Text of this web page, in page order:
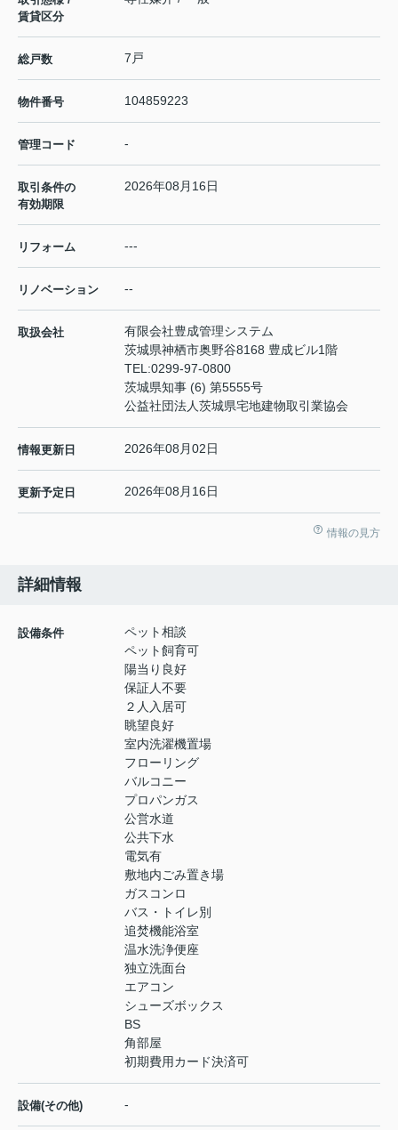
賃貸区分
総戸数 7戸
物件番号 104859223
管理コード -
取引条件の
有効期限
2026年08月16日
リフォーム ---
リノベーション --
取扱会社
有限会社豊成管理システム
茨城県神栖市奥野谷8168 豊成ビル1階
TEL:0299-97-0800
茨城県知事 (6) 第5555号
公益社団法人茨城県宅地建物取引業協会
情報更新日 2026年08月02日
更新予定日 2026年08月16日
情報の見方
詳細情報
設備条件
ペット相談
ペット飼育可
陽当り良好
保証人不要
２人入居可
眺望良好
室内洗濯機置場
フローリング
バルコニー
プロパンガス
公営水道
公共下水
電気有
敷地内ごみ置き場
ガスコンロ
バス・トイレ別
追焚機能浴室
温水洗浄便座
独立洗面台
エアコン
シューズボックス
BS
角部屋
初期費用カード決済可
設備(その他) -